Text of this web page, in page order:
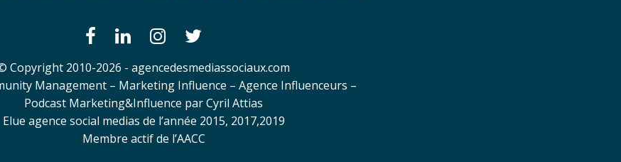
Copyright 2010-2026 - agencedesmediassociaux.com
Management – Marketing Influence – Agence Influenceurs –
Podcast Marketing&Influence par Cyril Attias
Elue agence social medias de l’année 2015, 2017,2019
Membre actif de l’AACC